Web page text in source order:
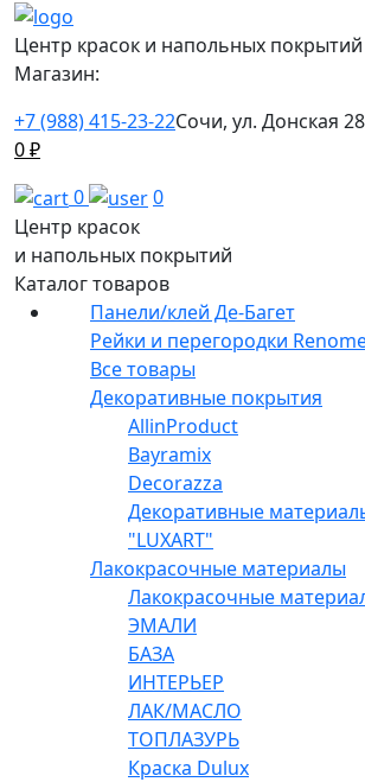
Центр красок и напольных покрытий
Магазин:
+7 (988) 415-23-22Сочи, ул. Донская
0₽
0
0
Центр красок
и напольных покрытий
Каталог товаров
Панели/клей Де-Багет
Рейки и перегородки
Все товары
Декоративные покрытия
AllinProduct
Bayramix
Decorazza
Декоративные
"LUXART"
Лакокрасочные материалы
Лакокрасочные
ЭМАЛИ
БАЗА
ИНТЕРЬЕР
ЛАК/МАСЛО
ТОПЛАЗУРЬ
Краска Dulux